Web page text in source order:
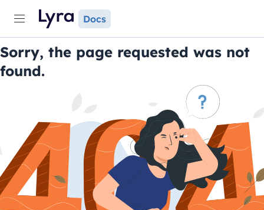
Docs
Sorry, the page requested was not
found.